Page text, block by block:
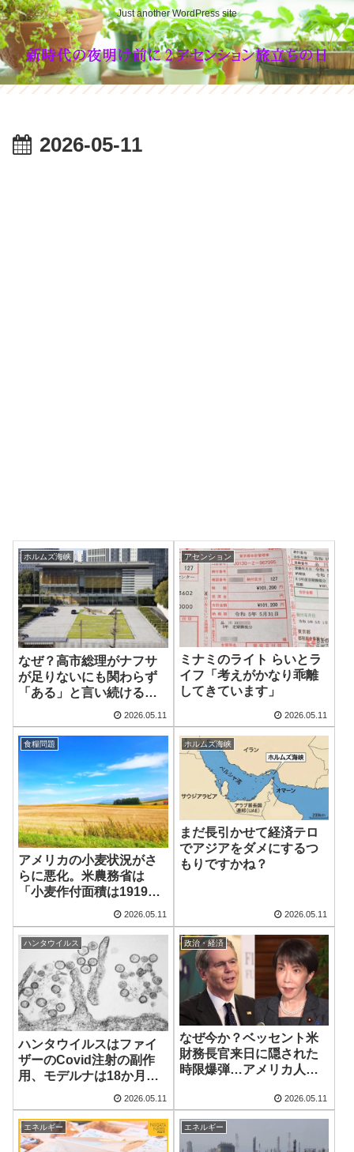
Just another WordPress site
2026-05-11
ホルムズ海峡
なぜ？高市総理がナフサ
が足りないにも関わらず
「ある」と言い続けるの
か？見えてくるその魂胆
2026.05.11
アセンション
ミナミのライト らいとラ
イフ「考えがかなり乖離
してきています」
2026.05.11
食糧問題
アメリカの小麦状況がさ
らに悪化。米農務省は
「小麦作付面積は1919年
以来最低となる」と発表
2026.05.11
ホルムズ海峡
まだ長引かせて経済テロ
でアジアをダメにするつ
もりですかね？
2026.05.11
ハンタウイルス
ハンタウイルスはファイ
ザーのCovid注射の副作
用、モデルナは18か月
間、ある注射に取り組ん
でいる
2026.05.11
政治・経済
なぜ今か？ベッセント米
財務長官来日に隠された
時限爆弾…アメリカ人が
「緊急事態」と言われる
理由
2026.05.11
エネルギー エネルギー